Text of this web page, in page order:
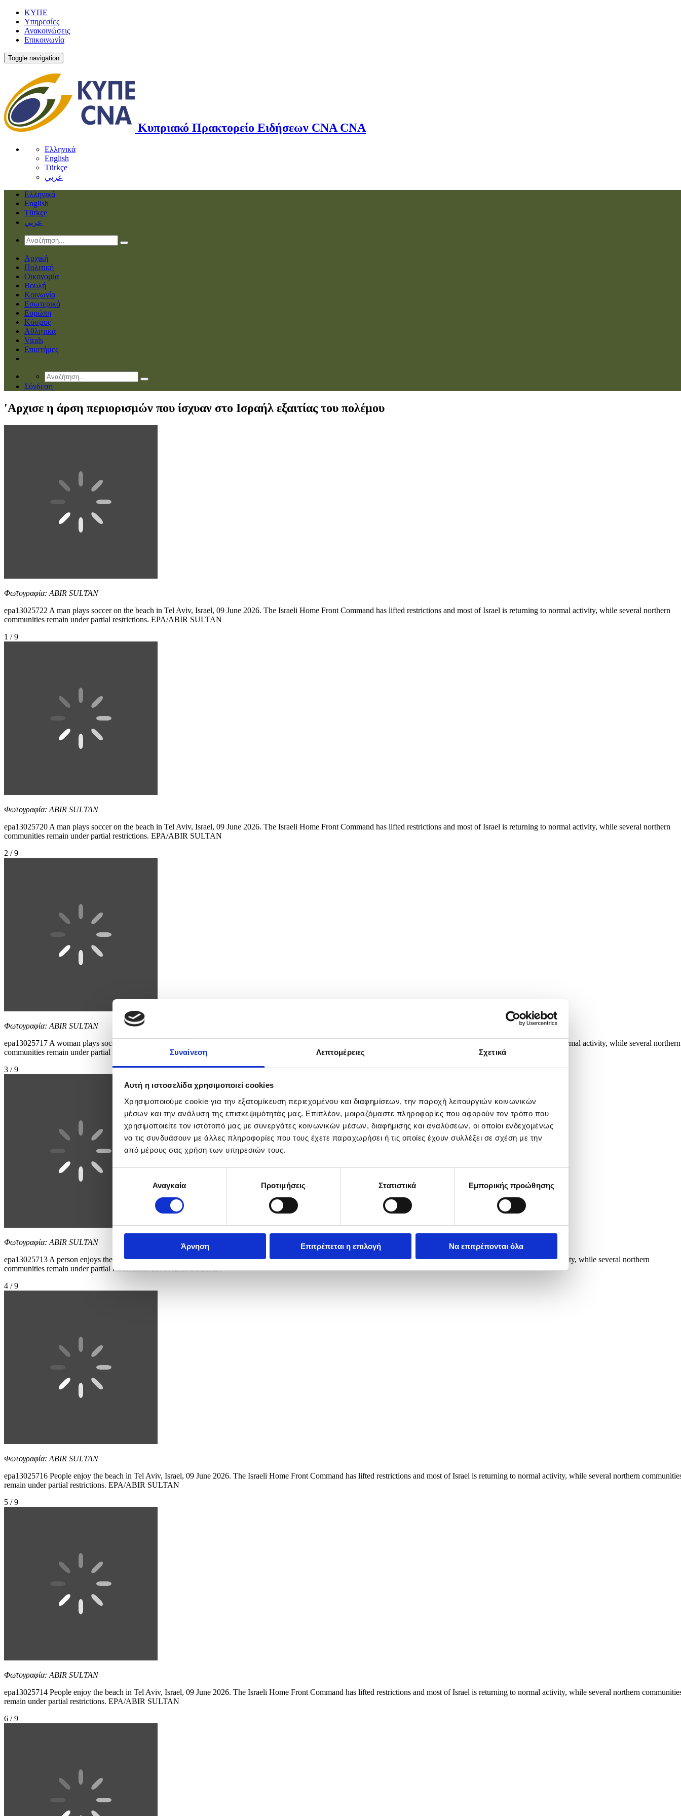
Συναίνεση Λεπτομέρειες Σχετικά
Αυτή η ιστοσελίδα χρησιμοποιεί cookies
Χρησιμοποιούμε cookie για την εξατομίκευση περιεχομένου και διαφημίσεων, την παροχή λειτουργιών κοινωνικών
μέσων και την ανάλυση της επισκεψιμότητάς μας. Επιπλέον, μοιραζόμαστε πληροφορίες που αφορούν τον τρόπο που
χρησιμοποιείτε τον ιστότοπό μας με συνεργάτες κοινωνικών μέσων, διαφήμισης και αναλύσεων, οι οποίοι ενδεχομένως
να τις συνδυάσουν με άλλες πληροφορίες που τους έχετε παραχωρήσει ή τις οποίες έχουν συλλέξει σε σχέση με την
από μέρους σας χρήση των υπηρεσιών τους.
συγκατάθεσηςΑναγκαία Προτιμήσεις Στατιστικά Εμπορικής προώθησης
Άρνηση Επιτρέπεται η επιλογή Να επιτρέπονται όλα
ΚΥΠΕ
Υπηρεσίες
Ανακοινώσεις
Επικοινωνία
Toggle navigation
Κυπριακό Πρακτορείο Ειδήσεων CNA CNA
Ελληνικά
English
Türkçe
عربي
Ελληνικά
English
Türkçe
عربي
Αρχική
Πολιτική
Οικονομία
Βουλή
Κοινωνία
Εσωτερικά
Ευρώπη
Κόσμος
Αθλητικά
Virals
Επιστήμες
Σύνδεση
'Αρχισε η άρση περιορισμών που ίσχυαν στο Ισραήλ εξαιτίας του πολέμου
Φωτογραφία: ABIR SULTAN
epa13025722 A man plays soccer on the beach in Tel Aviv, Israel, 09 June 2026. The Israeli Home Front Command has lifted restrictions and most of Israel is returning to normal activity, while several northern
communities remain under partial restrictions. EPA/ABIR SULTAN
1 / 9
Φωτογραφία: ABIR SULTAN
epa13025720 A man plays soccer on the beach in Tel Aviv, Israel, 09 June 2026. The Israeli Home Front Command has lifted restrictions and most of Israel is returning to normal activity, while several northern
communities remain under partial restrictions. EPA/ABIR SULTAN
2 / 9
Φωτογραφία: ABIR SULTAN
epa13025717 A woman plays soccer on the beach in Tel Aviv, Israel, 09 June 2026. The Israeli Home Front Command has lifted restrictions and most of Israel is returning to normal activity, while several northern
communities remain under partial restrictions. EPA/ABIR SULTAN
3 / 9
Φωτογραφία: ABIR SULTAN
epa13025713 A person enjoys the beach in Tel Aviv, Israel, 09 June 2026. The Israeli Home Front Command has lifted restrictions and most of Israel is returning to normal activity, while several northern
communities remain under partial restrictions. EPA/ABIR SULTAN
4 / 9
Φωτογραφία: ABIR SULTAN
epa13025716 People enjoy the beach in Tel Aviv, Israel, 09 June 2026. The Israeli Home Front Command has lifted restrictions and most of Israel is returning to normal activity, while several northern
remain under partial restrictions. EPA/ABIR SULTAN
5 / 9
Φωτογραφία: ABIR SULTAN
epa13025714 People enjoy the beach in Tel Aviv, Israel, 09 June 2026. The Israeli Home Front Command has lifted restrictions and most of Israel is returning to normal activity, while several northern
remain under partial restrictions. EPA/ABIR SULTAN
6 / 9